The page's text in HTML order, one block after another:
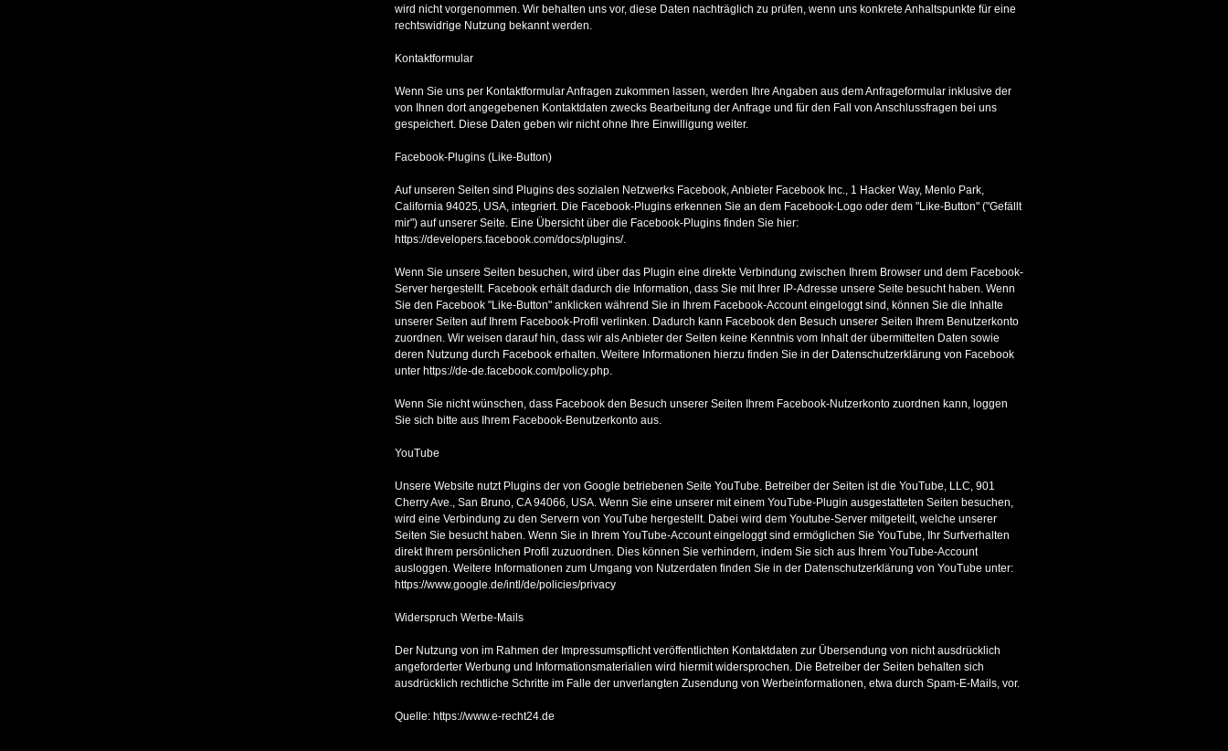
wird nicht vorgenommen. Wir behalten uns vor, diese Daten nachträglich zu prüfen, wenn uns konkrete Anhaltspunkte für eine
rechtswidrige Nutzung bekannt werden.
Kontaktformular
Wenn Sie uns per Kontaktformular Anfragen zukommen lassen, werden Ihre Angaben aus dem Anfrageformular inklusive der
von Ihnen dort angegebenen Kontaktdaten zwecks Bearbeitung der Anfrage und für den Fall von Anschlussfragen bei uns
gespeichert. Diese Daten geben wir nicht ohne Ihre Einwilligung weiter.
Facebook-Plugins (Like-Button)
Auf unseren Seiten sind Plugins des sozialen Netzwerks Facebook, Anbieter Facebook Inc., 1 Hacker Way, Menlo Park,
California 94025, USA, integriert. Die Facebook-Plugins erkennen Sie an dem Facebook-Logo oder dem "Like-Button" ("Gefällt
mir") auf unserer Seite. Eine Übersicht über die Facebook-Plugins finden Sie hier:
https://developers.facebook.com/docs/plugins/.
Wenn Sie unsere Seiten besuchen, wird über das Plugin eine direkte Verbindung zwischen Ihrem Browser und dem Facebook-
Server hergestellt. Facebook erhält dadurch die Information, dass Sie mit Ihrer IP-Adresse unsere Seite besucht haben. Wenn
Sie den Facebook "Like-Button" anklicken während Sie in Ihrem Facebook-Account eingeloggt sind, können Sie die Inhalte
unserer Seiten auf Ihrem Facebook-Profil verlinken. Dadurch kann Facebook den Besuch unserer Seiten Ihrem Benutzerkonto
zuordnen. Wir weisen darauf hin, dass wir als Anbieter der Seiten keine Kenntnis vom Inhalt der übermittelten Daten sowie
deren Nutzung durch Facebook erhalten. Weitere Informationen hierzu finden Sie in der Datenschutzerklärung von Facebook
unter https://de-de.facebook.com/policy.php.
Wenn Sie nicht wünschen, dass Facebook den Besuch unserer Seiten Ihrem Facebook-Nutzerkonto zuordnen kann, loggen
Sie sich bitte aus Ihrem Facebook-Benutzerkonto aus.
YouTube
Unsere Website nutzt Plugins der von Google betriebenen Seite YouTube. Betreiber der Seiten ist die YouTube, LLC, 901
Cherry Ave., San Bruno, CA 94066, USA. Wenn Sie eine unserer mit einem YouTube-Plugin ausgestatteten Seiten besuchen,
wird eine Verbindung zu den Servern von YouTube hergestellt. Dabei wird dem Youtube-Server mitgeteilt, welche unserer
Seiten Sie besucht haben. Wenn Sie in Ihrem YouTube-Account eingeloggt sind ermöglichen Sie YouTube, Ihr Surfverhalten
direkt Ihrem persönlichen Profil zuzuordnen. Dies können Sie verhindern, indem Sie sich aus Ihrem YouTube-Account
ausloggen. Weitere Informationen zum Umgang von Nutzerdaten finden Sie in der Datenschutzerklärung von YouTube unter:
https://www.google.de/intl/de/policies/privacy
Widerspruch Werbe-Mails
Der Nutzung von im Rahmen der Impressumspflicht veröffentlichten Kontaktdaten zur Übersendung von nicht ausdrücklich
angeforderter Werbung und Informationsmaterialien wird hiermit widersprochen. Die Betreiber der Seiten behalten sich
ausdrücklich rechtliche Schritte im Falle der unverlangten Zusendung von Werbeinformationen, etwa durch Spam-E-Mails, vor.
Quelle: https://www.e-recht24.de